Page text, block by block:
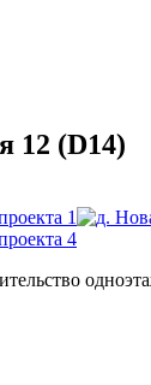
12 (D14)